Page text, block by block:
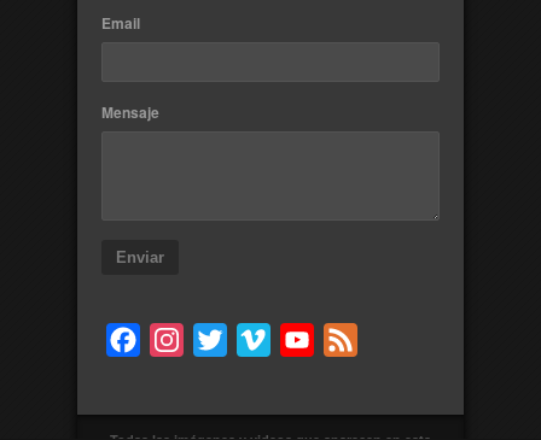
Email
Mensaje
Enviar
FacebookInstagram
Twitter Vimeo YouTube